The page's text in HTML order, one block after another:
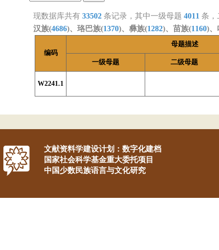
现数据库共有 33502 条记录，其中一级母题 4011 条
汉族(4686)、珞巴族(1370)、彝族(1282)、苗族(1160)、
编码
母题描述
一级母题 二级母题
W2241.1
文献资料学建设计划：数字化建档
国家社会科学基金重大委托项目
中国少数民族语言与文化研究